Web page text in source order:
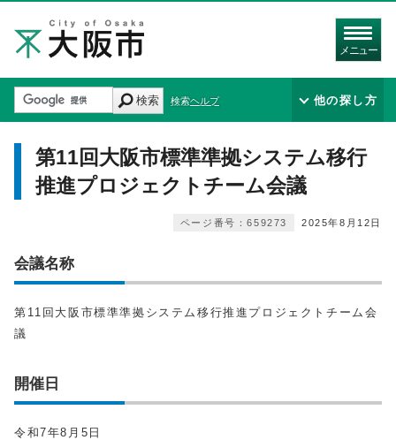
メニュー
検索 検索ヘルプ 他の探し方
第11回大阪市標準準拠システム移行
推進プロジェクトチーム会議
2025年8月12日
ページ番号：659273
会議名称
第11回大阪市標準準拠システム移行推進プロジェクトチーム会
議
開催日
令和7年8月5日